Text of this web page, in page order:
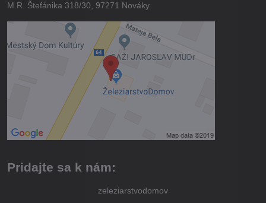
M.R. Štefánika 318/30, 97271 Nováky
Pridajte sa k nám:
zeleziarstvodomov